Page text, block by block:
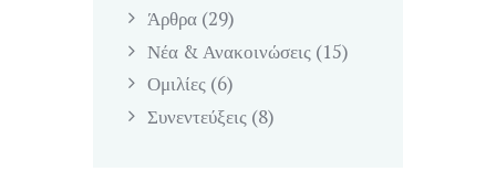
Άρθρα (29)
Νέα & Ανακοινώσεις (15)
Ομιλίες (6)
Συνεντεύξεις (8)